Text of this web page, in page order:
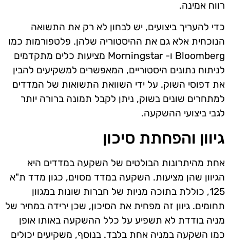
רווח אמינה.
כדי להעריך ביצועים, יש לבחון לא רק את התשואה
הנוכחית אלא גם את ההיסטוריה שלהן. פלטפורמות כמו
Bloomberg ו- Morningstar מציעות כלים מתקדמים
לניתוח נתונים היסטוריים, המאפשרים למשקיעים להבין
את דפוסי השוק. על ידי השוואת התשואות של המדדים
למתחרים שונים בשוק, ניתן לקבל תמונה ברורה יותר
לגבי ביצועי ההשקעה.
גיוון והפחתת סיכון
אחת מהיתרונות הבולטים של השקעה במדדים היא
הגיוון שהן מציעות. השקעה במדד מסוים, כגון מדד ת"א
125, כוללת בתוכה מניות של חברות שונות במגוון
תחומים. גיוון זה מפחית את הסיכון, שכן ירידה במחיר של
מניה בודדת לא תשפיע על כלל ההשקעה באותו אופן
כמו השקעה במניה אחת בלבד. בנוסף, משקיעים יכולים